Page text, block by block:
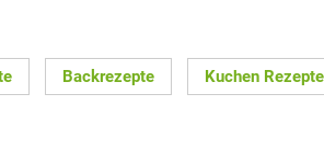
Backrezepte Kuchen Rezepte